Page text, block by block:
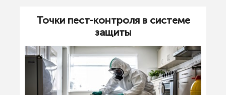
Точки пест-контроля в системе
защиты